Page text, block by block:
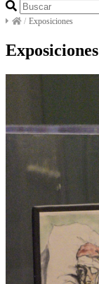
/ Exposiciones
Exposiciones